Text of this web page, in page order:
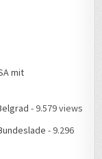
mit
- 9.579 views
- 9.296